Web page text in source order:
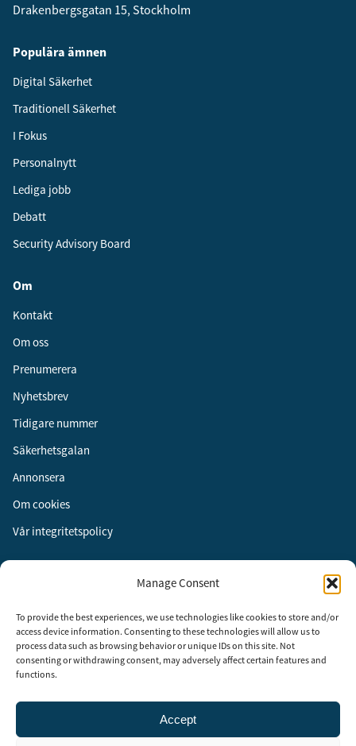
Manage Consent
To provide the best experiences, we use technologies like cookies to store and/or
access device information. Consenting to these technologies will allow us to
process data such as browsing behavior or unique IDs on this site. Not
consenting or withdrawing consent, may adversely affect certain features and
functions.
Accept
Drakenbergsgatan 15, Stockholm
Populära ämnen
Digital Säkerhet
Traditionell Säkerhet
I Fokus
Personalnytt
Lediga jobb
Debatt
Security Advisory Board
Om
Kontakt
Om oss
Prenumerera
Nyhetsbrev
Tidigare nummer
Säkerhetsgalan
Annonsera
Om cookies
Vår integritetspolicy
Instagram
LinkedIn